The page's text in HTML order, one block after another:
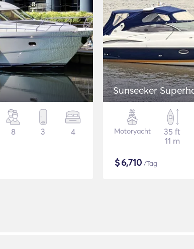
8 3 4
Sunseeker
Motoryacht
35 ft
11 m
$6,710 /Tag